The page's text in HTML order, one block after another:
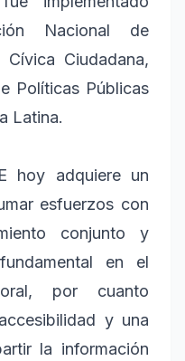
Nacional de
Ciudadana,
Políticas Públicas
Latina.
hoy adquiere un
esfuerzos con
conjunto y
en el
por cuanto
y una
la información